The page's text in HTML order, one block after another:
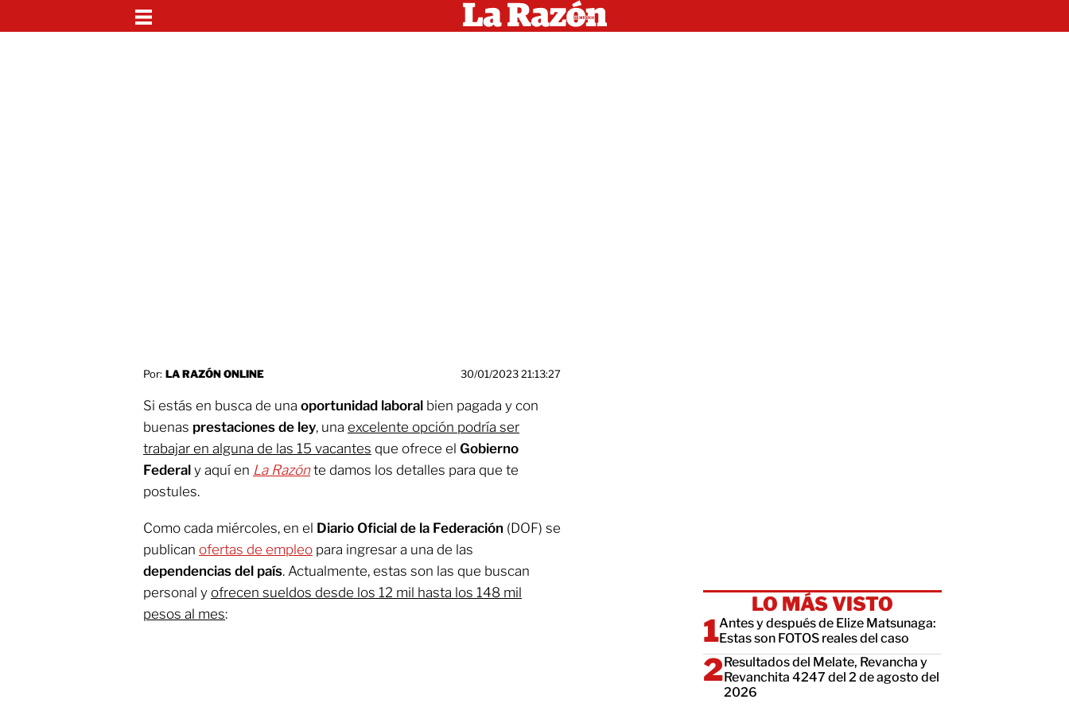
Por: LA RAZÓN ONLINE 30/01/2023 21:13:27
Si estás en busca de una oportunidad laboral bien pagada y con
buenas prestaciones de ley, una excelente opción podría ser
trabajar en alguna de las 15 vacantes que ofrece el Gobierno
Federal y aquí en La Razónte damos los detalles para que te
postules.
Como cada miércoles, en el Diario Oficial de la Federación (DOF) se
publican ofertas de empleo para ingresar a una de las
dependencias del país. Actualmente, estas son las que buscan
personal y ofrecen sueldos desde los 12 mil hasta los 148 mil
pesos al mes: LO MÁS VISTO
Antes y después de Elize Matsunaga:
Estas son FOTOS reales del caso
Resultados del Melate, Revancha y
Revanchita 4247 del 2 de agosto del
2026